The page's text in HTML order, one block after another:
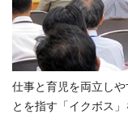
仕事と育児を両立し
とを指す「イクボス